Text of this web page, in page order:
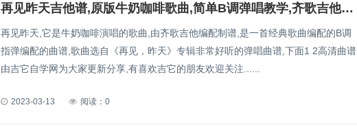
再见昨天吉他谱,原版牛奶咖啡歌曲,简单B调弹唱教学,齐歌吉他版六线指弹简谱图
再见昨天,它是牛奶咖啡演唱的歌曲,由齐歌吉他编配制谱,是一首经典歌曲编配的B调
指弹编配的曲谱,歌曲选自《再见，昨天》专辑非常好听的弹唱曲谱,下面1 2高清曲谱
由吉它自学网为大家更新分享,有喜欢吉它的朋友欢迎关注......
2023-03-13 阅读：0